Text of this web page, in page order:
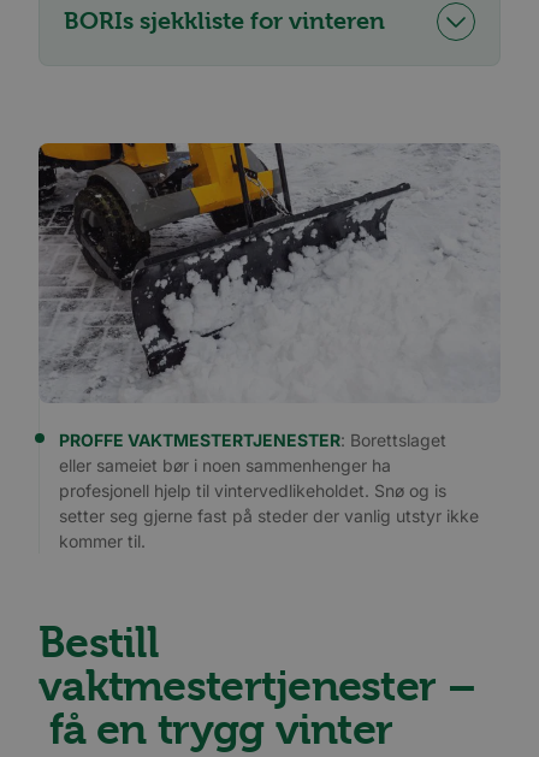
BORIs sjekkliste for vinteren
PROFFE VAKTMESTERTJENESTER: Borettslaget
eller sameiet bør i noen sammenhenger ha
profesjonell hjelp til vintervedlikeholdet. Snø og is
setter seg gjerne fast på steder der vanlig utstyr ikke
kommer til.
Bestill
vaktmestertjenester –
få en trygg vinter